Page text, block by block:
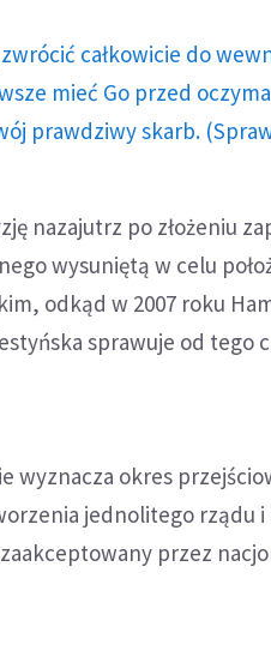
całkowicie do
mieć Go przed
prawdziwy skarb.
nazajutrz po złożeniu
wysuniętą w celu
odkąd w 2007 roku
sprawuje od tego
wyznacza okres
jednolitego rządu
przez